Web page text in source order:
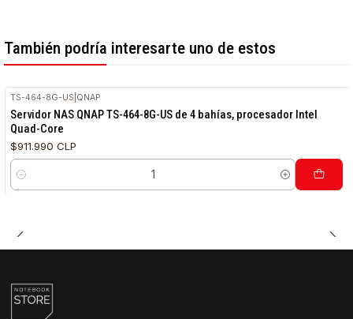
También podría interesarte uno de estos
TS-464-8G-US QNAP
Servidor NAS QNAP TS-464-8G-US de 4 bahías, procesador Intel
Quad-Core
$911.990 CLP
Cantidad